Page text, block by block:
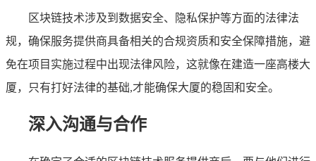
区块链技术涉及到数据安全、隐私保护等方面的法律法
规，确保服务提供商具备相关的合规资质和安全保障措施，避
免在项目实施过程中出现法律风险，这就像在建造一座高楼大
厦，只有打好法律的基础,才能确保大厦的稳固和安全。
深入沟通与合作